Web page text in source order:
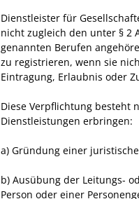
Dienstleister für
nicht zugleich den unter § 2
genannten Berufen
zu registrieren, wenn sie
Eintragung, Erlaubnis oder
Diese Verpflichtung besteht
Dienstleistungen erbringen:
a) Gründung einer
b) Ausübung der Leitungs-
Person oder einer